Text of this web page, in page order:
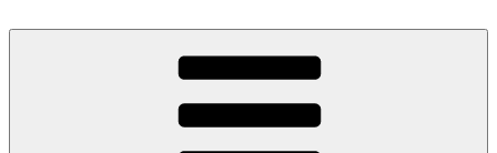
Inhalt
BrillenWeltweit: Brillen spenden – Sehen schenken
Eine Aktion unter der Trägerschaft des Deutschen Katholischen